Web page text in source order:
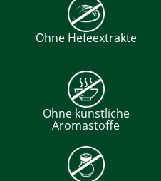
Ohne Hefeextrakte
Ohne künstliche
Aromastoffe